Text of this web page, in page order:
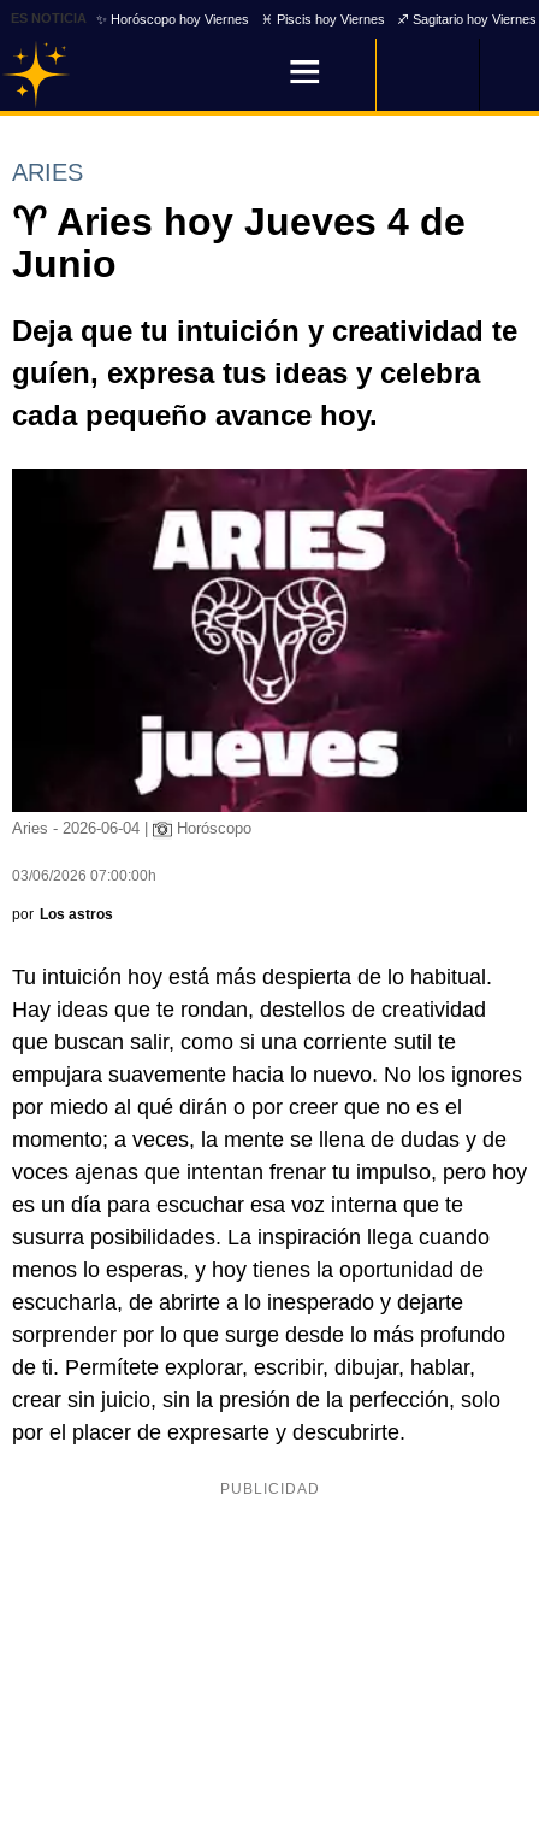
ES NOTICIA ✨ Horóscopo hoy Viernes ♓ Piscis hoy Viernes ♐ Sagitario hoy Viernes
ARIES
♈ Aries hoy Jueves 4 de
Junio
Deja que tu intuición y creatividad te
guíen, expresa tus ideas y celebra
cada pequeño avance hoy.
Aries - 2026-06-04 | Horóscopo
03/06/2026 07:00:00h
por Los astros
Tu intuición hoy está más despierta de lo habitual.
Hay ideas que te rondan, destellos de creatividad
que buscan salir, como si una corriente sutil te
empujara suavemente hacia lo nuevo. No los ignores
por miedo al qué dirán o por creer que no es el
momento; a veces, la mente se llena de dudas y de
voces ajenas que intentan frenar tu impulso, pero hoy
es un día para escuchar esa voz interna que te
susurra posibilidades. La inspiración llega cuando
menos lo esperas, y hoy tienes la oportunidad de
escucharla, de abrirte a lo inesperado y dejarte
sorprender por lo que surge desde lo más profundo
de ti. Permítete explorar, escribir, dibujar, hablar,
crear sin juicio, sin la presión de la perfección, solo
por el placer de expresarte y descubrirte.